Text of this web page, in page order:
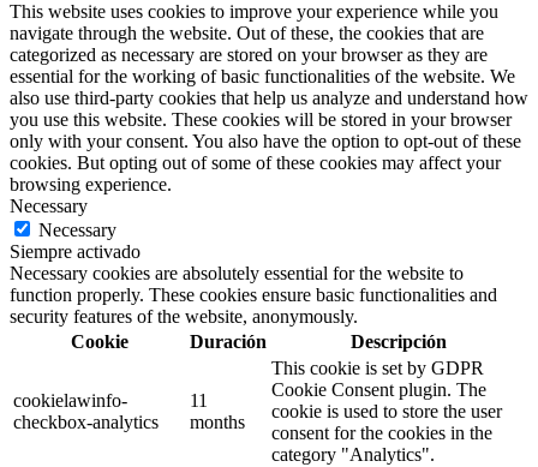
This website uses cookies to improve your experience while you
navigate through the website. Out of these, the cookies that are
categorized as necessary are stored on your browser as they are
essential for the working of basic functionalities of the website. We
also use third-party cookies that help us analyze and understand how
you use this website. These cookies will be stored in your browser
only with your consent. You also have the option to opt-out of these
cookies. But opting out of some of these cookies may affect your
browsing experience.
Necessary
Necessary
Siempre activado
Necessary cookies are absolutely essential for the website to
function properly. These cookies ensure basic functionalities and
security features of the website, anonymously.
Cookie
Duración Descripción
cookielawinfo-
checkbox-analytics
11
months
This cookie is set by GDPR
Cookie Consent plugin. The
cookie is used to store the user
consent for the cookies in the
category "Analytics".